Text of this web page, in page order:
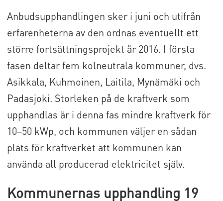
Anbudsupphandlingen sker i juni och utifrån
erfarenheterna av den ordnas eventuellt ett
större fortsättningsprojekt år 2016. I första
fasen deltar fem kolneutrala kommuner, dvs.
Asikkala, Kuhmoinen, Laitila, Mynämäki och
Padasjoki. Storleken på de kraftverk som
upphandlas är i denna fas mindre kraftverk för
10–50 kWp, och kommunen väljer en sådan
plats för kraftverket att kommunen kan
använda all producerad elektricitet själv.
Kommunernas upphandling 19